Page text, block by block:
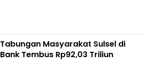
Tabungan Masyarakat Sulsel di
Bank Tembus Rp92,03 Triliun